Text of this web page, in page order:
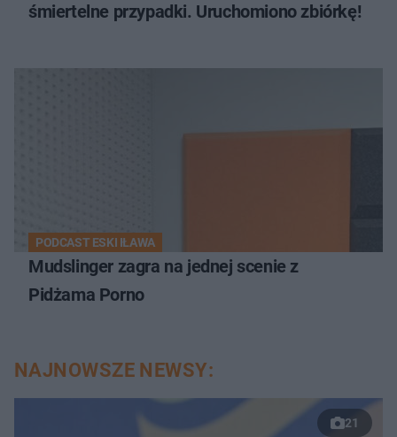
śmiertelne przypadki. Uruchomiono zbiórkę!
PODCAST ESKI IŁAWA
Mudslinger zagra na jednej scenie z
Pidżama Porno
NAJNOWSZE NEWSY:
21